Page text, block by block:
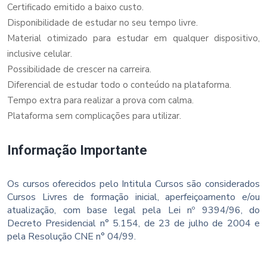
Certificado emitido a baixo custo.
Disponibilidade de estudar no seu tempo livre.
Material otimizado para estudar em qualquer dispositivo,
inclusive celular.
Possibilidade de crescer na carreira.
Diferencial de estudar todo o conteúdo na plataforma.
Tempo extra para realizar a prova com calma.
Plataforma sem complicações para utilizar.
Informação Importante
Os cursos oferecidos pelo Intitula Cursos são considerados
Cursos Livres de formação inicial, aperfeiçoamento e/ou
atualização, com base legal pela Lei nº 9394/96, do
Decreto Presidencial n° 5.154, de 23 de julho de 2004 e
pela Resolução CNE n° 04/99.